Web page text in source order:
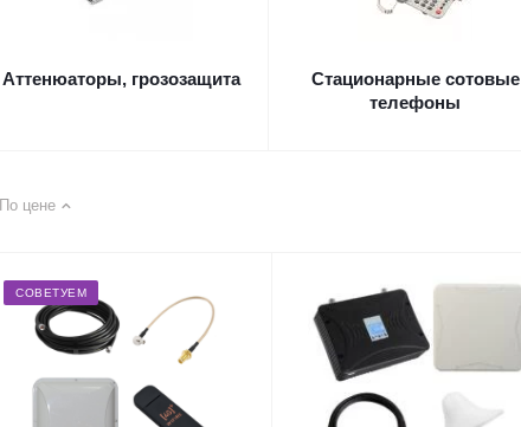
Аттенюаторы, грозозащита
Стационарные сотовые
телефоны
По цене
СОВЕТУЕМ